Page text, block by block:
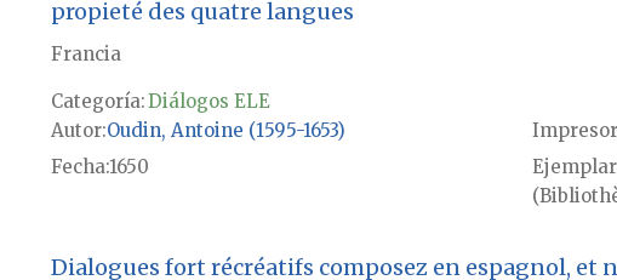
propieté des quatre langues
Francia
Categoría:Diálogos ELE
Autor Oudin, Antoine (1595-1653)
Fecha1650 Ejemplar
Dialogues fort récréatifs composez en espagnol, et